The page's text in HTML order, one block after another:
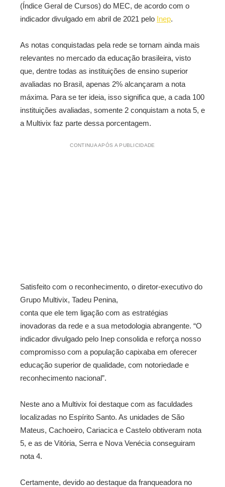
(Índice Geral de Cursos) do MEC, de acordo com o
indicador divulgado em abril de 2021 pelo Inep.
As notas conquistadas pela rede se tornam ainda mais
relevantes no mercado da educação brasileira, visto
que, dentre todas as instituições de ensino superior
avaliadas no Brasil, apenas 2% alcançaram a nota
máxima. Para se ter ideia, isso significa que, a cada 100
instituições avaliadas, somente 2 conquistam a nota 5, e
a Multivix faz parte dessa porcentagem.
CONTINUA APÓS A PUBLICIDADE
Satisfeito com o reconhecimento, o diretor-executivo do
Grupo Multivix, Tadeu Penina,
conta que ele tem ligação com as estratégias
inovadoras da rede e a sua metodologia abrangente. “O
indicador divulgado pelo Inep consolida e reforça nosso
compromisso com a população capixaba em oferecer
educação superior de qualidade, com notoriedade e
reconhecimento nacional”.
Neste ano a Multivix foi destaque com as faculdades
localizadas no Espírito Santo. As unidades de São
Mateus, Cachoeiro, Cariacica e Castelo obtiveram nota
5, e as de Vitória, Serra e Nova Venécia conseguiram
nota 4.
Certamente, devido ao destaque da franqueadora no